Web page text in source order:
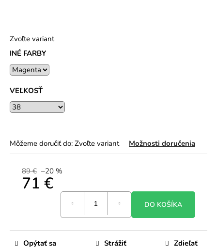
INÉ FARBY
VEĽKOSŤ
Môžeme doručiť do: Zvoľte variant Možnosti doručenia
Zvoľte variant
89 € –20 %
71 €
DO KOŠÍKA
Opýtať sa Strážiť Zdieľať